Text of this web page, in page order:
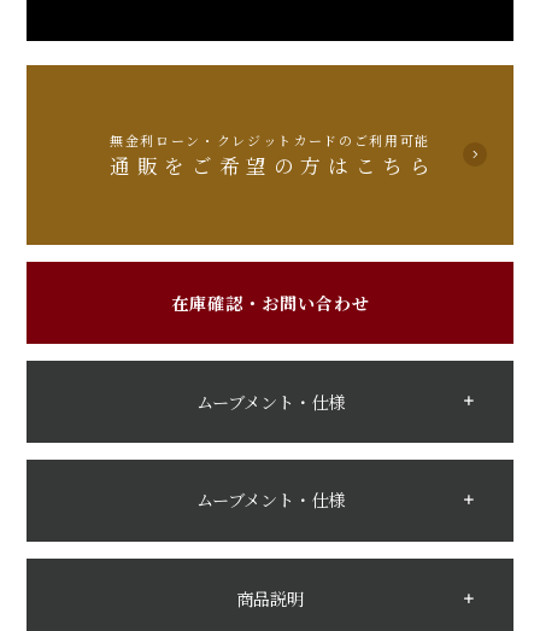
無金利ローン・クレジットカードのご利用可能
通販をご希望の方はこちら
在庫確認・お問い合わせ
ムーブメント・仕様
ムーブメント・仕様
商品説明